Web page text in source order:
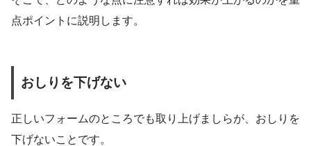
点ポイントに説明します。
おしりを下げない
正しいフォームのところでも取り上げましらが、おしりを
下げないことです。